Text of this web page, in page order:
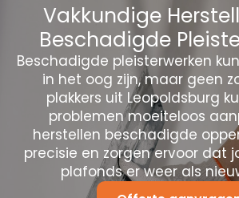
Vakkundige
Beschadigde
Beschadigde pleisterwerken
in het oog zijn, maar geen
plakkers uit Leopoldsburg
problemen moeiteloos
herstellen beschadigde
precisie en zorgen ervoor dat
plafonds er weer als